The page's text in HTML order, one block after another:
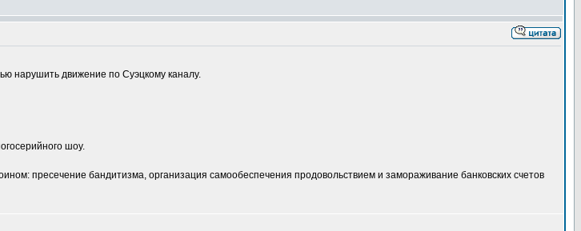
нарушить движение по Суэцкому каналу.
шоу.
пресечение бандитизма, организация самообеспечения продовольствием и замораживание банковских счетов